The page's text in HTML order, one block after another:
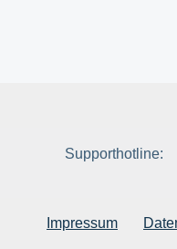
Supporthotline:
Impressum